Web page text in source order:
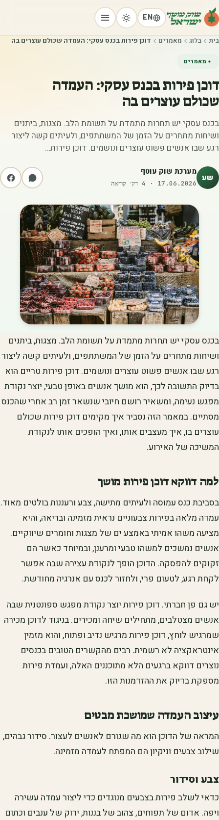
EN
בית בלוג מאמרים דוכן פירות בכנס עסקי: העמדה שכולם עוצרים בה
מאמרים
דוכן פירות בכנס עסקי: העמדה
שכולם עוצרים בה
בכנס עסקי יש תחרות מתמדת על תשומת הלב. מצגות, ביתנים
ושיחות מתחרים על הזמן של המשתתפים, ולעיתים קשה ליצור
רגע שבו אנשים פשוט עוצרים ונושמים. דוכן פירות…
שע מערכת שוק עוטף
17.06.2026
·
4 דק׳ קריאה
בכנס עסקי יש תחרות מתמדת על תשומת הלב. מצגות, ביתנים
ושיחות מתחרים על הזמן של המשתתפים, ולעיתים קשה ליצור
רגע שבו אנשים פשוט עוצרים ונושמים. דוכן פירות טריים הוא
בדיוק התשובה לכך, הוא מושך אנשים באופן טבעי, יוצר נקודת
מפגש נעימה, ומשאיר רושם חיובי שנשאר זמן רב אחרי שהכנס
מסתיים. במאמר הזה נסביר איך מקימים דוכן פירות שכולם
עוצרים בו, איך מעצבים אותו, ואיך הופכים אותו לנקודת
המשיכה של האירוע.
למה דווקא דוכן פירות מושך
בסביבת כנס עמוסה ולעיתים מתישה, צבע ורעננות בולטים מאוד.
עמדה מלאה בפירות צבעוניים נראית מזמינה ובריאה, והיא
מציעה משהו אמיתי באמצע ים של מצגות וחומרים שיווקיים.
אנשים נמשכים למשהו טבעי ומרענן, ובמיוחד כאשר הם
זקוקים להפסקה. הדוכן הופך לנקודת עצירה שבה אפשר
לקחת רגע, לטעום פרי, ולחזור לכנס עם אנרגיה מחודשת.
יש גם פן חברתי. דוכן פירות יוצר נקודת מפגש ספונטנית שבה
אנשים מצטלבים, מתחילים שיחה ומכירים. בניגוד לדוכן מכירה
שמרגיש לוחץ, דוכן פירות מרגיש נדיב ופתוח, והוא מזמין
אינטראקציה לא רשמית. רבים מהקשרים הטובים בכנסים
נוצרים דווקא ברגעים הלא מתוכננים האלה, ועמדת פירות
מספקת בדיוק את ההזדמנות הזו.
עיצוב העמדה שמושכת מבטים
המראה של הדוכן הוא מה שגורם לאנשים לעצור. סידור גבהים,
שילוב צבעים וניקיון הם המפתח לעמדה מזמינה.
צבע וסידור
כדאי לשלב פירות בצבעים מנוגדים כדי ליצור עמדה עשירה
ויפה. אדום של תפוחים, צהוב של בננות, ירוק של ענבים וכתום